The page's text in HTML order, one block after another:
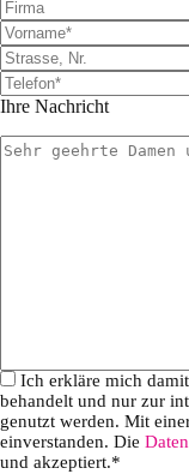
Ihre Nachricht
Ich erkläre mich
behandelt und nur zur
genutzt werden. Mit
einverstanden. Die
und akzeptiert.*